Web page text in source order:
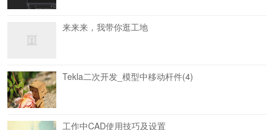
来来来，我带你逛工地
Tekla二次开发_模型中移动杆件(4)
工作中CAD使用技巧及设置